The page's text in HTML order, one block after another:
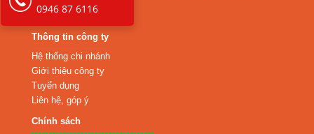
0946 87 6116
Thông tin công ty
Hệ thống chi nhánh
Giới thiệu công ty
Tuyển dụng
Liên hệ, góp ý
Chính sách